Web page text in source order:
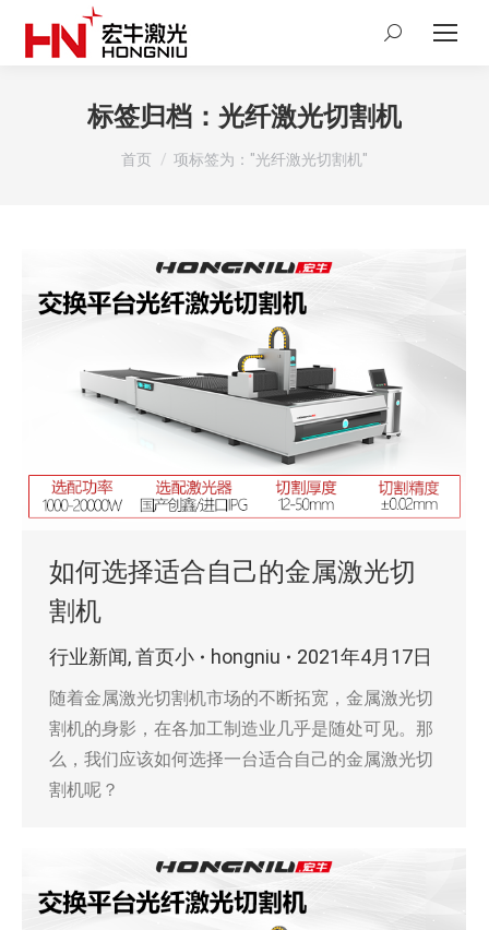
Search:
标签归档： 光纤激光切割机
您在这里：
首页 项标签为："光纤激光切割机"
如何选择适合自己的金属激光切
割机
行业新闻,首页小 hongniu 2021年4月17日
随着金属激光切割机市场的不断拓宽，金属激光切
割机的身影，在各加工制造业几乎是随处可见。那
么，我们应该如何选择一台适合自己的金属激光切
割机呢？